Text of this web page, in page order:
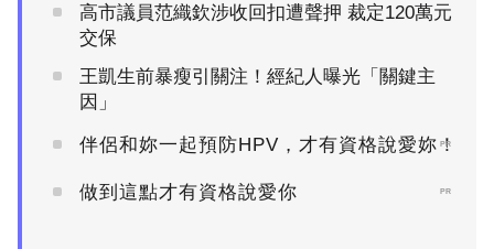
高市議員范織欽涉收回扣遭聲押 裁定120萬元
交保
王凱生前暴瘦引關注！經紀人曝光「關鍵主
因」
伴侶和妳一起預防HPV，才有資格說愛妳！
PR
做到這點才有資格說愛你 PR